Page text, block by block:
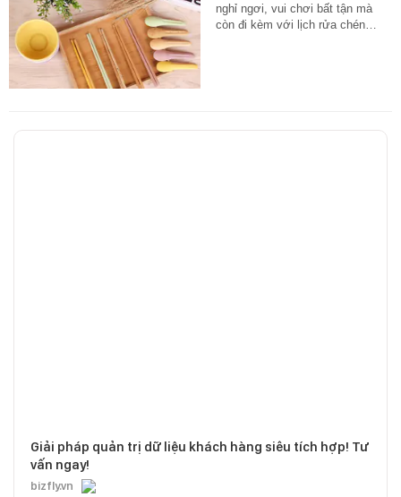
nghỉ ngơi, vui chơi bất tận mà
còn đi kèm với lịch rửa chén…
Giải pháp quản trị dữ liệu khách hàng siêu tích hợp! Tư
vấn ngay!
bizfly.vn